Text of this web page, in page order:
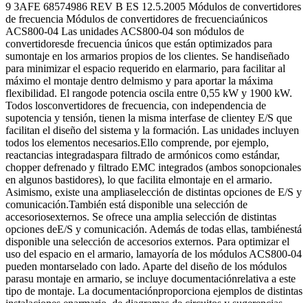
9 3AFE 68574986 REV B ES 12.5.2005 Módulos de convertidores
de frecuencia Módulos de convertidores de frecuenciaúnicos
ACS800-04 Las unidades ACS800-04 son módulos de
convertidoresde frecuencia únicos que están optimizados para
sumontaje en los armarios propios de los clientes. Se handiseñado
para minimizar el espacio requerido en elarmario, para facilitar al
máximo el montaje dentro delmismo y para aportar la máxima
flexibilidad. El rangode potencia oscila entre 0,55 kW y 1900 kW.
Todos losconvertidores de frecuencia, con independencia de
supotencia y tensión, tienen la misma interfase de clientey E/S que
facilitan el diseño del sistema y la formación. Las unidades incluyen
todos los elementos necesarios.Ello comprende, por ejemplo,
reactancias integradaspara filtrado de armónicos como estándar,
chopper defrenado y filtrado EMC integrados (ambos sonopcionales
en algunos bastidores), lo que facilita elmontaje en el armario.
Asimismo, existe una ampliaselección de distintas opciones de E/S y
comunicación.También está disponible una selección de
accesoriosexternos. Se ofrece una amplia selección de distintas
opciones deE/S y comunicación. Además de todas ellas, tambiénestá
disponible una selección de accesorios externos. Para optimizar el
uso del espacio en el armario, lamayoría de los módulos ACS800-04
pueden montarselado con lado. Aparte del diseño de los módulos
parasu montaje en armario, se incluye documentaciónrelativa a este
tipo de montaje. La documentaciónproporciona ejemplos de distintas